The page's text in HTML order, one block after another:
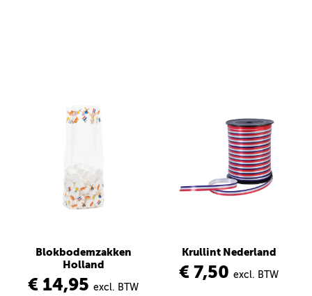
Blokbodemzakken
Holland
€ 14,95 excl. BTW
Krullint Nederland
€ 7,50 excl. BTW